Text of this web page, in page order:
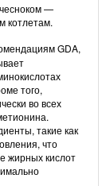
—
котлетам.
GDA,
того,
во всех
такие как
что
жирных кислот